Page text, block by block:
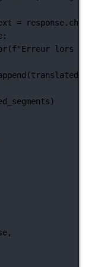
=
(f"Erreur lors de
,